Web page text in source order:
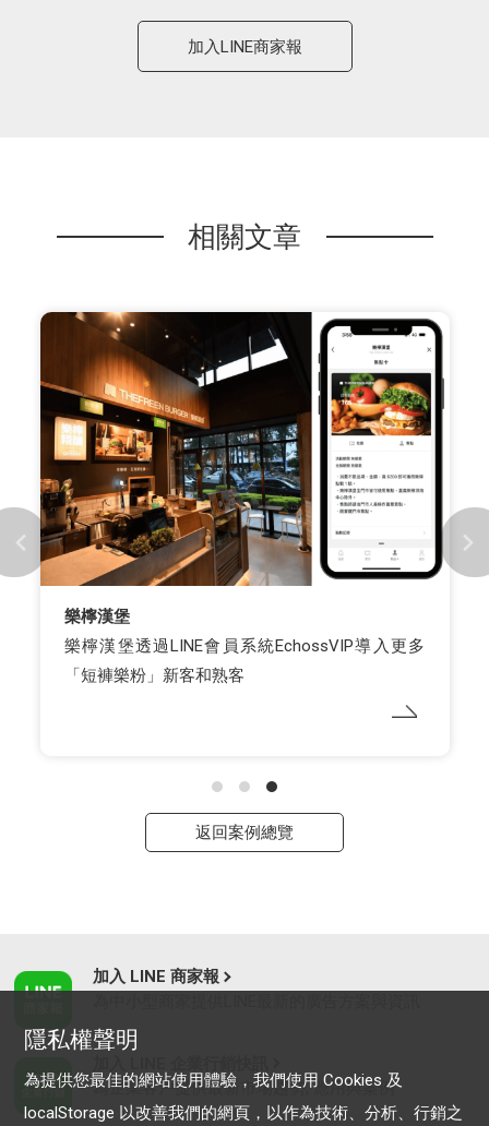
加入LINE商家報
相關文章
樂檸漢堡
樂檸漢堡透過LINE會員系統EchossVIP導入更多
「短褲樂粉」新客和熟客
返回案例總覽
加入 LINE 商家報
為企業客戶提供最新市場趨勢, 應用與案例
隱私權聲明
為提供您最佳的網站使用體驗，我們使用 Cookies 及
localStorage 以改善我們的網頁，以作為技術、分析、行銷之